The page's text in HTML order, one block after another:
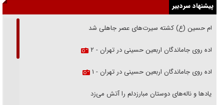
پیشنهاد سردبیر
امام حسین (ع) کشته سیرت‌های عصر جاهلی شد
پیاده روی جاماندگان اربعین حسینی در تهران - ۲
پیاده روی جاماندگان اربعین حسینی در تهران - ۱
فریاد‌ها و ناله‌های دوستان مبارزدلم را آتش می‌زد